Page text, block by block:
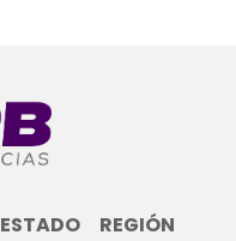
ESTADO REGIÓN